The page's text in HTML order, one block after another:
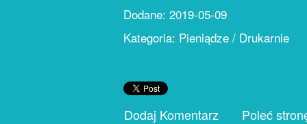
Dodane: 2019-05-09
Kategoria: Pieniądze / Drukarnie
Dodaj Komentarz
Poleć